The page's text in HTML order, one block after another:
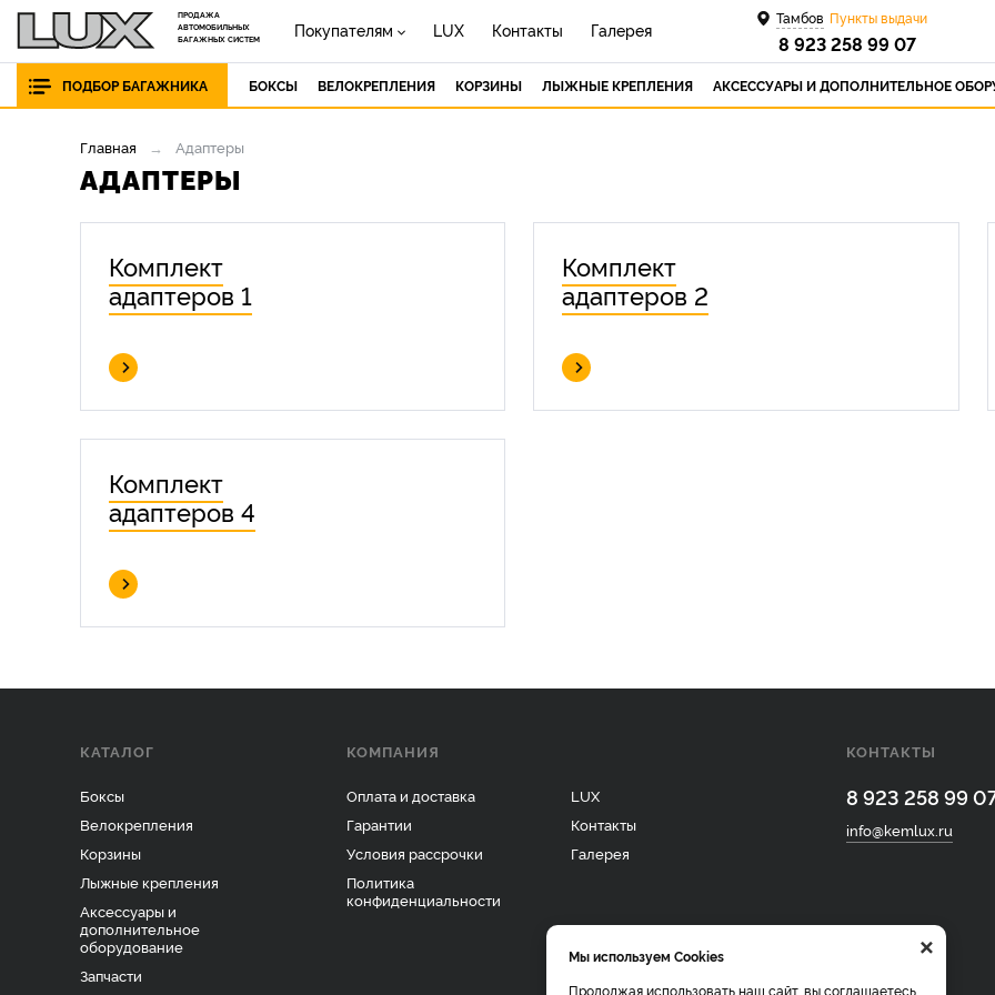
ПРОДАЖА
АВТОМОБИЛЬНЫХ
БАГАЖНЫХ СИСТЕМ
Тамбов Пункты выдачи
8 923 258 99 07
Покупателям LUX Контакты Галерея
ПОДБОР БАГАЖНИКА БОКСЫ ВЕЛОКРЕПЛЕНИЯ КОРЗИНЫ ЛЫЖНЫЕ КРЕПЛЕНИЯ АКСЕССУАРЫ И ДОПОЛНИТЕЛЬНОЕ
Главная Адаптеры
АДАПТЕРЫ
Комплект
адаптеров 1
Комплект
адаптеров 2
Комплект
адаптеров 4
КАТАЛОГ
Боксы
Велокрепления
Корзины
Лыжные крепления
Аксессуары и
дополнительное
оборудование
Запчасти
КОМПАНИЯ
Оплата и доставка
Гарантии
Условия рассрочки
Политика
конфиденциальности
LUX
Контакты
Галерея
КОНТАКТЫ
8 923 258 99
info@kemlux.ru
×
Мы используем Cookies
Продолжая использовать наш сайт, вы соглашаетесь